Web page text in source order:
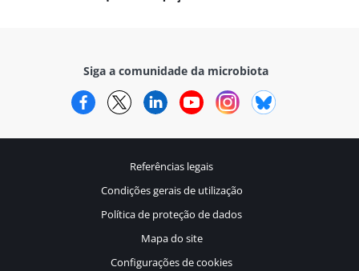
Siga a comunidade da microbiota
FacebookTwitterLinkedInYouTubeInstagram
Referências legais
Condições gerais de utilização
Política de proteção de dados
Mapa do site
Configurações de cookies